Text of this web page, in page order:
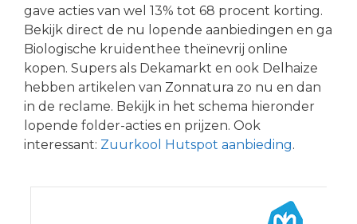
gave acties van wel 13% tot 68 procent korting.
Bekijk direct de nu lopende aanbiedingen en ga
Biologische kruidenthee theïnevrij online
kopen. Supers als Dekamarkt en ook Delhaize
hebben artikelen van Zonnatura zo nu en dan
in de reclame. Bekijk in het schema hieronder
lopende folder-acties en prijzen. Ook
interessant: Zuurkool Hutspot aanbieding.